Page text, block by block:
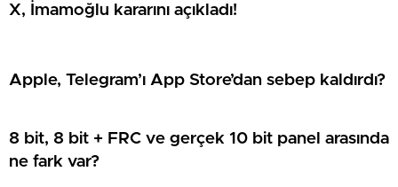
X, İmamoğlu kararını açıkladı!
Apple, Telegram’ı App Store’dan sebep kaldırdı?
8 bit, 8 bit + FRC ve gerçek 10 bit panel arasında
ne fark var?